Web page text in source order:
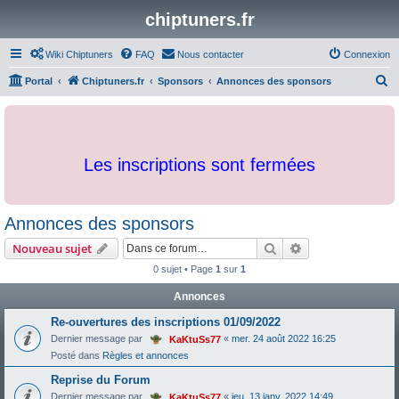
chiptuners.fr
Wiki Chiptuners FAQ Nous contacter Connexion
Portal Chiptuners.fr Sponsors Annonces des sponsors
c
Les inscriptions sont fermées
Annonces des sponsors
Nouveau sujet Rechercher
0 sujet • Page 1 sur 1
Annonces
Re-ouvertures des inscriptions 01/09/2022
Dernier message par KaKtuSs77 « mer. 24 août 2022 16:25
Posté dans Règles et annonces
Reprise du Forum
Dernier message par « jeu. 13 janv. 2022 14:49